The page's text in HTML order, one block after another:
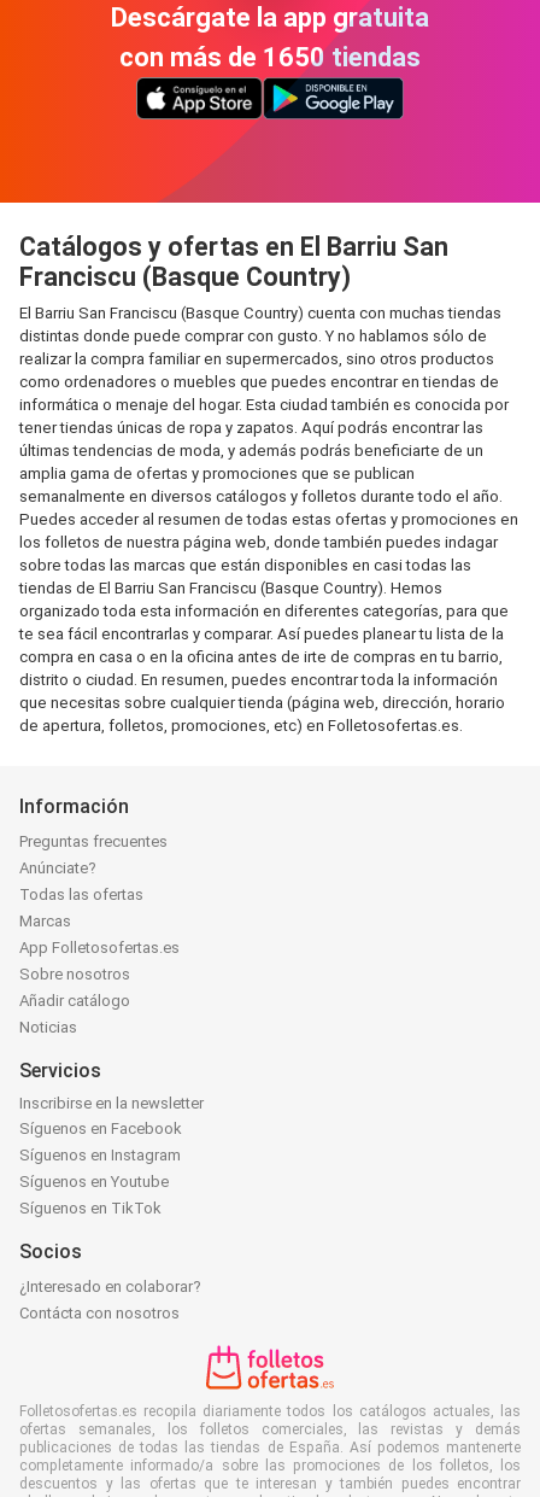
Descárgate la app gratuita
con más de 1650 tiendas
Catálogos y ofertas en El Barriu San
Franciscu (Basque Country)
El Barriu San Franciscu (Basque Country) cuenta con muchas tiendas
distintas donde puede comprar con gusto. Y no hablamos sólo de
realizar la compra familiar en supermercados, sino otros productos
como ordenadores o muebles que puedes encontrar en tiendas de
informática o menaje del hogar. Esta ciudad también es conocida por
tener tiendas únicas de ropa y zapatos. Aquí podrás encontrar las
últimas tendencias de moda, y además podrás beneficiarte de un
amplia gama de ofertas y promociones que se publican
semanalmente en diversos catálogos y folletos durante todo el año.
Puedes acceder al resumen de todas estas ofertas y promociones en
los folletos de nuestra página web, donde también puedes indagar
sobre todas las marcas que están disponibles en casi todas las
tiendas de El Barriu San Franciscu (Basque Country). Hemos
organizado toda esta información en diferentes categorías, para que
te sea fácil encontrarlas y comparar. Así puedes planear tu lista de la
compra en casa o en la oficina antes de irte de compras en tu barrio,
distrito o ciudad. En resumen, puedes encontrar toda la información
que necesitas sobre cualquier tienda (página web, dirección, horario
de apertura, folletos, promociones, etc) en Folletosofertas.es.
Información
Preguntas frecuentes
Anúnciate?
Todas las ofertas
Marcas
App Folletosofertas.es
Sobre nosotros
Añadir catálogo
Noticias
Servicios
Inscribirse en la newsletter
Síguenos en Facebook
Síguenos en Instagram
Síguenos en Youtube
Síguenos en TikTok
Socios
¿Interesado en colaborar?
Contácta con nosotros
Folletosofertas.es recopila diariamente todos los catálogos actuales, las
ofertas semanales, los folletos comerciales, las revistas y demás
publicaciones de todas las tiendas de España. Así podemos mantenerte
completamente informado/a sobre las promociones de los folletos, los
descuentos y las ofertas que te interesan y también puedes encontrar